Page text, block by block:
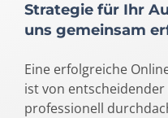
Strategie für Ihr
uns gemeinsam
Eine erfolgreiche
ist von entscheidender
professionell